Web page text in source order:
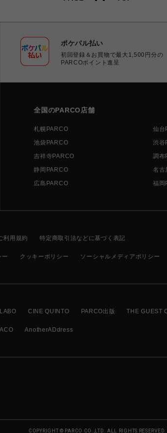
ポケパル払い
初回登録＆お買物で最大1,500円分の
PARCOポイント進呈
全国のPARCO店舗
札幌PARCO 仙台
池袋PARCO
渋谷
吉祥寺PARCO
調布
静岡PARCO
名古
広島PARCO
福岡
利用規約 特定商取引法などに基づく表記
ー クッキーポリシー ソーシャルメディアポリシー
CINE QUINTO PARCO出版 THE GUEST
AnotherADdress
COPYRIGHT © PARCO CO.,LTD. ALL RIGHTS RESERVED.